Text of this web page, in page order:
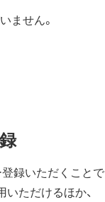
ません。
録いただくことで
ただけるほか、